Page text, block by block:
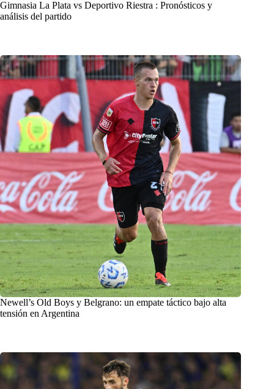
Gimnasia La Plata vs Deportivo Riestra : Pronósticos y
análisis del partido
Newell’s Old Boys y Belgrano: un empate táctico bajo alta
tensión en Argentina